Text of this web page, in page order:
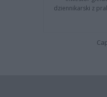
dziennikarski z